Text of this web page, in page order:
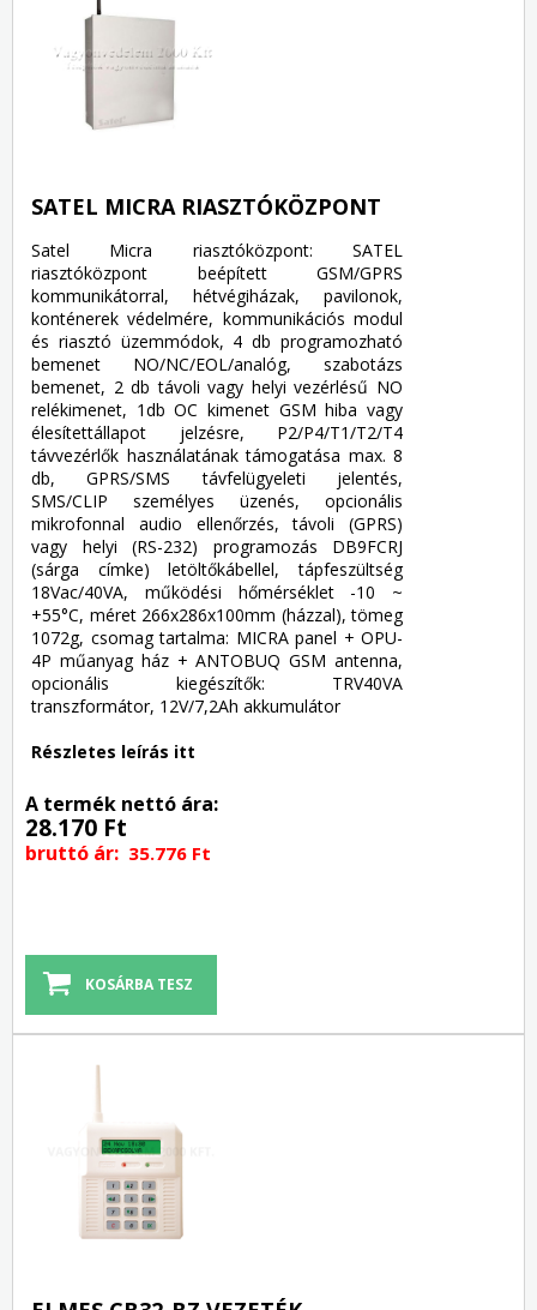
SATEL MICRA RIASZTÓKÖZPONT
Satel Micra riasztóközpont: SATEL
riasztóközpont beépített GSM/GPRS
kommunikátorral, hétvégiházak, pavilonok,
konténerek védelmére, kommunikációs modul
és riasztó üzemmódok, 4 db programozható
bemenet NO/NC/EOL/analóg, szabotázs
bemenet, 2 db távoli vagy helyi vezérlésű NO
relékimenet, 1db OC kimenet GSM hiba vagy
élesítettállapot jelzésre, P2/P4/T1/T2/T4
távvezérlők használatának támogatása max. 8
db, GPRS/SMS távfelügyeleti jelentés,
SMS/CLIP személyes üzenés, opcionális
mikrofonnal audio ellenőrzés, távoli (GPRS)
vagy helyi (RS-232) programozás DB9FCRJ
(sárga címke) letöltőkábellel, tápfeszültség
18Vac/40VA, működési hőmérséklet -10 ~
+55°C, méret 266x286x100mm (házzal), tömeg
1072g, csomag tartalma: MICRA panel + OPU-
4P műanyag ház + ANTOBUQ GSM antenna,
opcionális kiegészítők: TRV40VA
transzformátor, 12V/7,2Ah akkumulátor
Részletes leírás itt
A termék nettó ára:
28.170 Ft
bruttó ár: 35.776 Ft